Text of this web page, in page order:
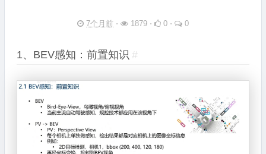
7个月前 ⋅ 1879 ⋅ 0 ⋅ 0
1、BEV感知：前置知识 #